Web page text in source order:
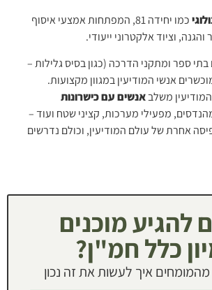
כמו יחידה 81, המפתחות אמצעי איסוף
וציוד אלקטרוני ייעודי.
ספר ומתקני הדרכה (כגון בסיס גלילות –
מוכשרים אנשי המודיעין במגוון מקצועות.
משלבאנשים עם כישרונות
מפעילי מערכות, קציני שטח ועוד –
אחרת של עולם המודיעין, וכולם נדרשים
להגיע מוכנים
כלל חמ"ן?
מהמומחים איך לעשות את זה נכון